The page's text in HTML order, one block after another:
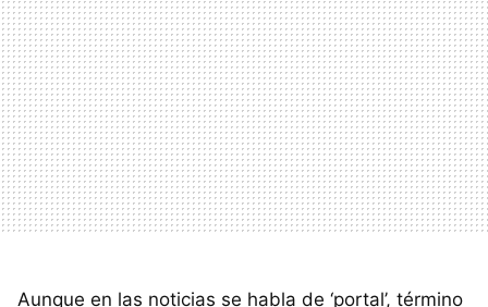
Aunque en las noticias se habla de ‘portal’, término